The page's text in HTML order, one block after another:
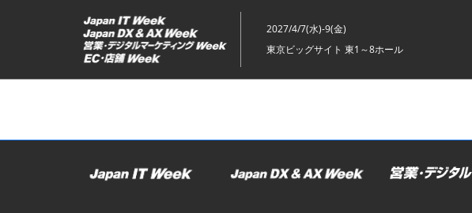
ッ
2027/4/7(水)-9(金)
東京ビッグサイト 東1～8ホール